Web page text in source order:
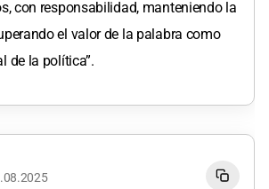
con responsabilidad, manteniendo la
el valor de la palabra como
de la política”.